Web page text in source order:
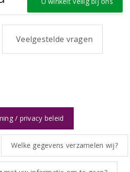
Veelgestelde vragen
/ privacy beleid
Welke gegevens verzamelen wij?